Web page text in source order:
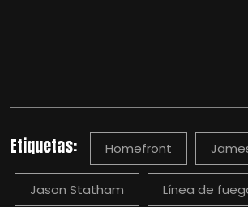
Etiquetas: Homefront
Jason Statham Línea de